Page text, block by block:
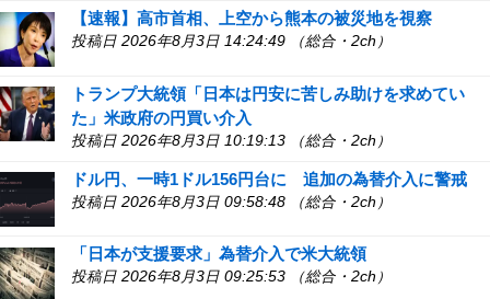
【速報】高市首相、上空から熊本の被災地を視察
投稿日 2026年8月3日 14:24:49 （総合・2ch）
トランプ大統領「日本は円安に苦しみ助けを求めてい
た」米政府の円買い介入
投稿日 2026年8月3日 10:19:13 （総合・2ch）
ドル円、一時1ドル156円台に 追加の為替介入に警戒
投稿日 2026年8月3日 09:58:48 （総合・2ch）
「日本が支援要求」為替介入で米大統領
投稿日 2026年8月3日 09:25:53 （総合・2ch）